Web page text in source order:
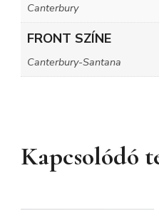
Canterbury
FRONT SZÍNE
Canterbury-Santana
Kapcsolódó